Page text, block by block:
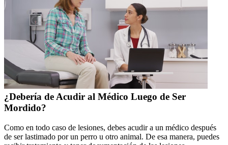
¿Debería de Acudir al Médico Luego de Ser
Mordido?
Como en todo caso de lesiones, debes acudir a un médico después
de ser lastimado por un perro u otro animal. De esa manera, puedes